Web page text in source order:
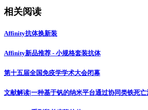
相关阅读
Affinity抗体换新装
Affinity新品推荐 - 小规格套装抗体
第十五届全国免疫学学术大会闭幕
文献解读|一种基于钒的纳米平台通过协同类铁死